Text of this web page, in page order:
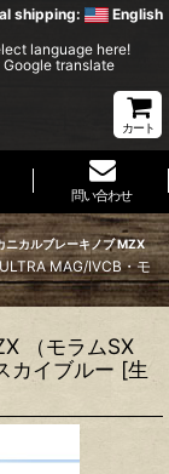
shipping: English
language here!
Google translate
カート
問い合わせ
ニカルブレーキノブ MZX
MAG/IVCB・モ
（モラムSX
カイブルー [生